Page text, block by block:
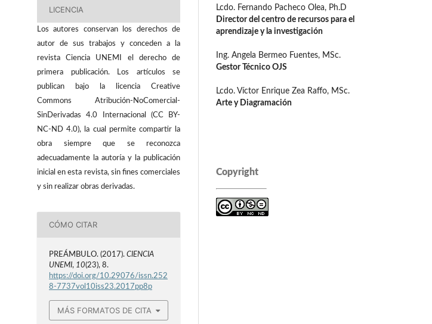
LICENCIA
Los autores conservan los derechos de
autor de sus trabajos y conceden a la
revista Ciencia UNEMI el derecho de
primera publicación. Los artículos se
publican bajo la licencia Creative
Commons Atribución-NoComercial-
SinDerivadas 4.0 Internacional (CC BY-
NC-ND 4.0), la cual permite compartir la
obra siempre que se reconozca
adecuadamente la autoría y la publicación
inicial en esta revista, sin fines comerciales
y sin realizar obras derivadas.
CÓMO CITAR
PREÁMBULO. (2017).CIENCIA
UNEMI, 10(23), 8.
https://doi.org/10.29076/issn.252
8-7737vol10iss23.2017pp8p
MÁS FORMATOS DE CITA
Lcdo. Fernando Pacheco Olea, Ph.D
Director del centro de recursos para el
aprendizaje y la investigación
Ing. Angela Bermeo Fuentes, MSc.
Gestor Técnico OJS
Lcdo. Víctor Enrique Zea Raffo, MSc.
Arte y Diagramación
Copyright